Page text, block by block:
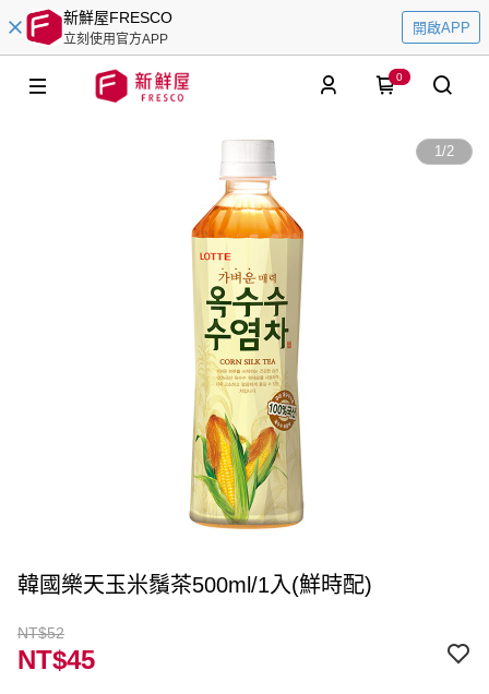
新鮮屋FRESCO
立刻使用官方APP
開啟APP
0
1/2
韓國樂天玉米鬚茶500ml/1入(鮮時配)
NT$52
NT$45